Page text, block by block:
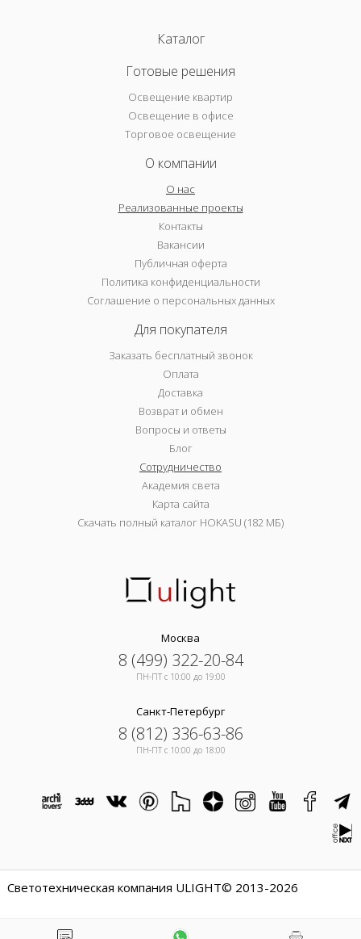
Каталог
Готовые решения
Освещение квартир
Освещение в офисе
Торговое освещение
О компании
О нас
Реализованные проекты
Контакты
Вакансии
Публичная оферта
Политика конфиденциальности
Соглашение о персональных данных
Для покупателя
Заказать бесплатный звонок
Оплата
Доставка
Возврат и обмен
Вопросы и ответы
Блог
Сотрудничество
Академия света
Карта сайта
Скачать полный каталог HOKASU (182 МБ)
Москва
8 (499) 322-20-84
ПН-ПТ c 10:00 до 19:00
Санкт-Петербург
8 (812) 336-63-86
ПН-ПТ c 10:00 до 18:00
Светотехническая компания ULIGHT© 2013-2026